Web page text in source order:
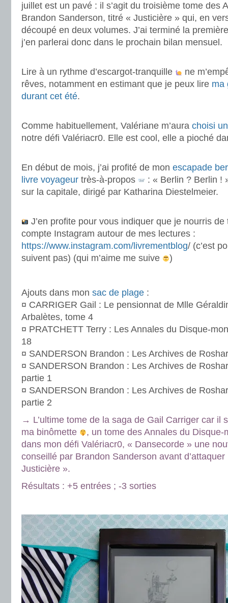
juillet est un pavé : il s’agit du troisième tome des
Brandon Sanderson, titré « Justicière » qui, en
découpé en deux volumes. J’ai terminé la
j’en parlerai donc dans le prochain bilan mensuel.
Lire à un rythme d’escargot-tranquille
ne
rêves, notamment en estimant que je peux lire ma
durant cet été.
Comme habituellement, Valériane m’aura choisi
notre défi Valériacr0. Elle est cool, elle a pioché
En début de mois, j’ai profité de mon escapade
livre voyageur très-à-propos
: « Berlin ? Berlin !
sur la capitale, dirigé par Katharina Diestelmeier.
J’en profite pour vous indiquer que je nourris
compte Instagram autour de mes lectures :
https://www.instagram.com/livrementblog/ (c’est
suivent pas) (qui m’aime me suive
)
Ajouts dans mon sac de plage :
¤ CARRIGER Gail : Le pensionnat de Mlle
Arbalètes, tome 4
¤ PRATCHETT Terry : Les Annales du Disque-
18
¤ SANDERSON Brandon : Les Archives de
¤ SANDERSON Brandon : Les Archives de
partie 1
¤ SANDERSON Brandon : Les Archives de
partie 2
→ L’ultime tome de la saga de Gail Carriger car il
ma binômette
, un tome des Annales du Disque-
dans mon défi Valériacr0, « Dansecorde » une
conseillé par Brandon Sanderson avant
Justicière ».
Résultats : +5 entrées ; -3 sorties